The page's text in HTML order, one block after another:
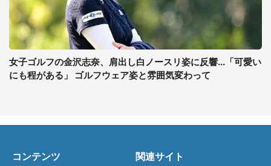
女子ゴルフの金沢志奈、肩出し白ノースリ姿に反響...「可愛い
にも程がある」 ゴルフウェア姿と雰囲気変わって
コンテンツ 関連サイト